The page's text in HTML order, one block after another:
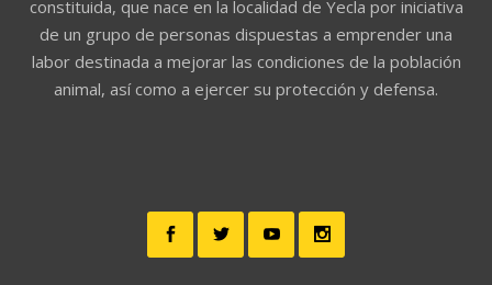
constituida, que nace en la localidad de Yecla por iniciativa
de un grupo de personas dispuestas a emprender una
labor destinada a mejorar las condiciones de la población
animal, así como a ejercer su protección y defensa.